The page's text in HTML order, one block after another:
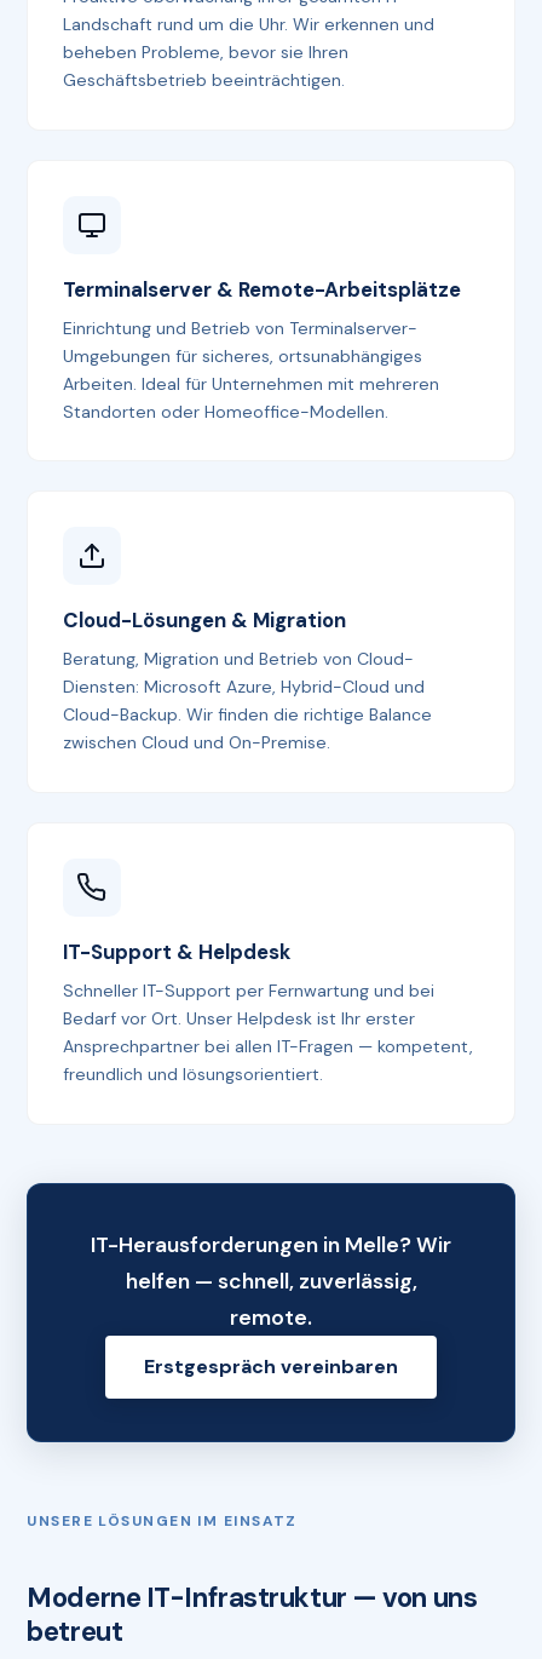
Landschaft rund um die Uhr. Wir erkennen und
beheben Probleme, bevor sie Ihren
Geschäftsbetrieb beeinträchtigen.
Terminalserver & Remote-Arbeitsplätze
Einrichtung und Betrieb von Terminalserver-
Umgebungen für sicheres, ortsunabhängiges
Arbeiten. Ideal für Unternehmen mit mehreren
Standorten oder Homeoffice-Modellen.
Cloud-Lösungen & Migration
Beratung, Migration und Betrieb von Cloud-
Diensten: Microsoft Azure, Hybrid-Cloud und
Cloud-Backup. Wir finden die richtige Balance
zwischen Cloud und On-Premise.
IT-Support & Helpdesk
Schneller IT-Support per Fernwartung und bei
Bedarf vor Ort. Unser Helpdesk ist Ihr erster
Ansprechpartner bei allen IT-Fragen — kompetent,
freundlich und lösungsorientiert.
IT-Herausforderungen in Melle? Wir
helfen — schnell, zuverlässig,
remote.
Erstgespräch vereinbaren
UNSERE LÖSUNGEN IM EINSATZ
Moderne IT-Infrastruktur — von uns
betreut